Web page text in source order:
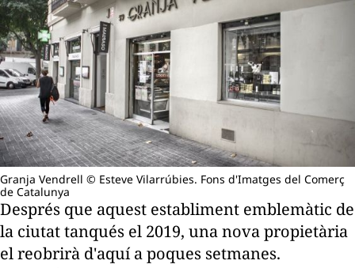
Granja Vendrell © Esteve Vilarrúbies. Fons d'Imatges del Comerç
de Catalunya
Després que aquest establiment emblemàtic de
la ciutat tanqués el 2019, una nova propietària
el reobrirà d'aquí a poques setmanes.